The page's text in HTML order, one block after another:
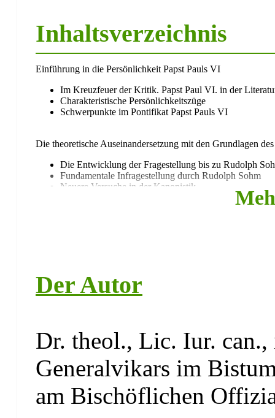
Inhaltsverzeichnis
Einführung in die Persönlichkeit Papst Pauls VI
Im Kreuzfeuer der Kritik. Papst Paul VI. in der
Charakteristische Persönlichkeitszüge
Schwerpunkte im Pontifikat Papst Pauls VI
Die theoretische Auseinandersetzung mit den Grundlagen
Die Entwicklung der Fragestellung bis zu Rudolph
Fundamentale Infragestellung durch Rudolph Sohm
Neuere Versuche in der Kanonistik
Ausblick: Das bleibende Verdienst Papst Pauls VI. für die
Der Autor
Dr. theol., Lic. Iur. can.,
Generalvikars im
am Bischöflichen